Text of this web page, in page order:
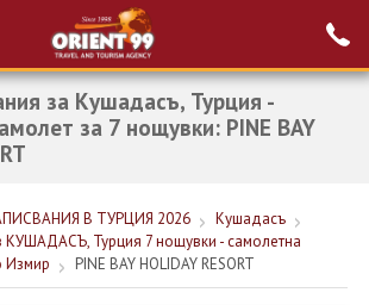
Проверка на
резервация
за Кушадасъ, Турция -
за 7 нощувки: PINE BAY
В ТУРЦИЯ 2026
Кушадасъ
КУШАДАСЪ, Турция 7 нощувки - самолетна
Измир
PINE BAY HOLIDAY RESORT